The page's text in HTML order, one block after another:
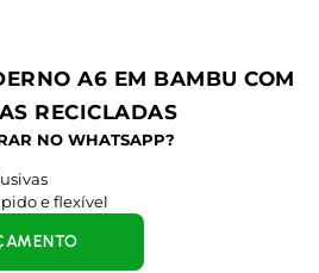
A6 EM BAMBU COM
RECICLADAS
NO WHATSAPP?
e flexível